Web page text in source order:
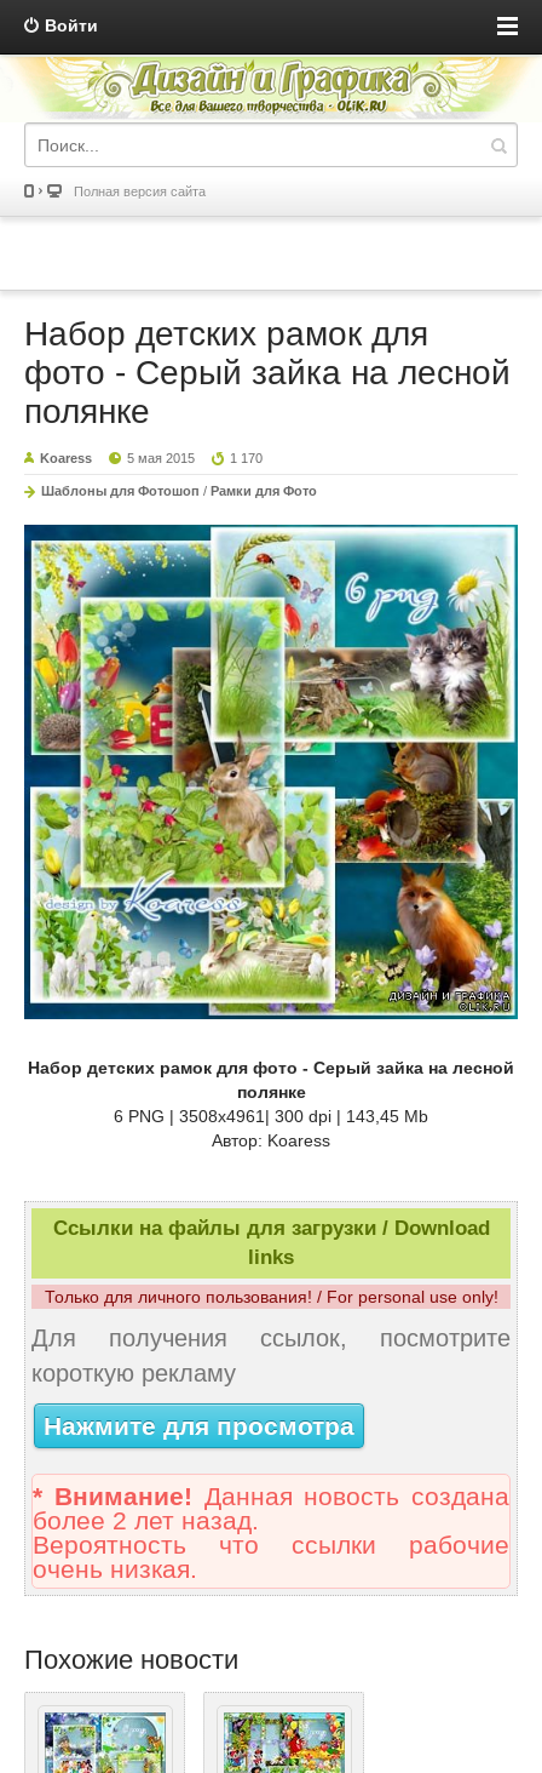
Войти
Полная версия сайта
Набор детских рамок для
фото - Серый зайка на лесной
полянке
Koaress 5 мая 2015 1 170
Шаблоны для Фотошоп / Рамки для Фото
Набор детских рамок для фото - Серый зайка на лесной
полянке
6 PNG | 3508x4961| 300 dpi | 143,45 Mb
Автор: Koaress
Ссылки на файлы для загрузки / Download
links
Только для личного пользования! / For personal use only!
Для получения ссылок, посмотрите
короткую рекламу
Нажмите для просмотра
* Внимание! Данная новость создана
более 2 лет назад.
Вероятность что ссылки рабочие
очень низкая.
Похожие новости